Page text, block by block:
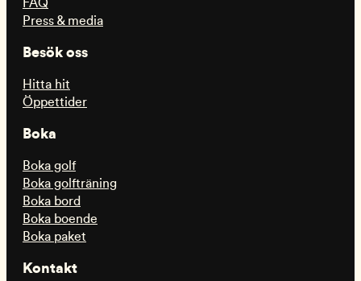
FAQ
Press & media
Besök oss
Hitta hit
Öppettider
Boka
Boka golf
Boka golfträning
Boka bord
Boka boende
Boka paket
Kontakt